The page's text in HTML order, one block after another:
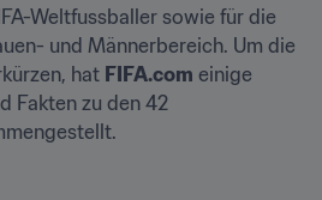
Weltfussballer sowie für die
und Männerbereich. Um die
hat FIFA.com einige
Fakten zu den 42